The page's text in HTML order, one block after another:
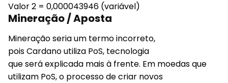
Valor 2 = 0,000043946 (variável)
Mineração / Aposta
Mineração seria um termo incorreto,
pois Cardano utiliza PoS, tecnologia
que será explicada mais à frente. Em moedas que
utilizam PoS, o processo de criar novos